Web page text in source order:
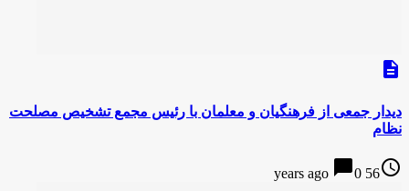
description
دیدار جمعی از فرهنگیان و معلمان با رئیس مجمع تشخیص مصلحت
نظام
access_time
56 years ago
chat_bubble0